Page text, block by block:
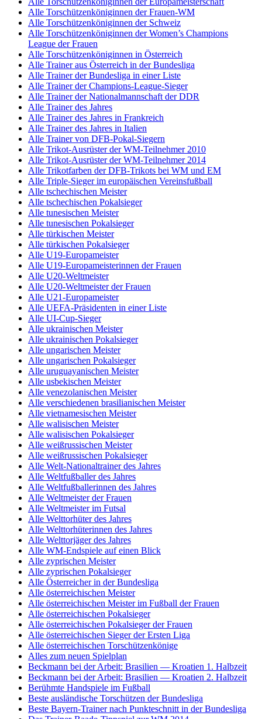
Alle Torschützenköniginnen der Frauen-WM
Alle Torschützenköniginnen der Schweiz
Alle Torschützenköniginnen der Women’s Champions
League der Frauen
Alle Torschützenköniginnen in Österreich
Alle Trainer aus Österreich in der Bundesliga
Alle Trainer der Bundesliga in einer Liste
Alle Trainer der Champions-League-Sieger
Alle Trainer der Nationalmannschaft der DDR
Alle Trainer des Jahres
Alle Trainer des Jahres in Frankreich
Alle Trainer des Jahres in Italien
Alle Trainer von DFB-Pokal-Siegern
Alle Trikot-Ausrüster der WM-Teilnehmer 2010
Alle Trikot-Ausrüster der WM-Teilnehmer 2014
Alle Trikotfarben der DFB-Trikots bei WM und EM
Alle Triple-Sieger im europäischen Vereinsfußball
Alle tschechischen Meister
Alle tschechischen Pokalsieger
Alle tunesischen Meister
Alle tunesischen Pokalsieger
Alle türkischen Meister
Alle türkischen Pokalsieger
Alle U19-Europameister
Alle U19-Europameisterinnen der Frauen
Alle U20-Weltmeister
Alle U20-Weltmeister der Frauen
Alle U21-Europameister
Alle UEFA-Präsidenten in einer Liste
Alle UI-Cup-Sieger
Alle ukrainischen Meister
Alle ukrainischen Pokalsieger
Alle ungarischen Meister
Alle ungarischen Pokalsieger
Alle uruguayanischen Meister
Alle usbekischen Meister
Alle venezolanischen Meister
Alle verschiedenen brasilianischen Meister
Alle vietnamesischen Meister
Alle walisischen Meister
Alle walisischen Pokalsieger
Alle weißrussischen Meister
Alle weißrussischen Pokalsieger
Alle Welt-Nationaltrainer des Jahres
Alle Weltfußballer des Jahres
Alle Weltfußballerinnen des Jahres
Alle Weltmeister der Frauen
Alle Weltmeister im Futsal
Alle Welttorhüter des Jahres
Alle Welttorhüterinnen des Jahres
Alle Welttorjäger des Jahres
Alle WM-Endspiele auf einen Blick
Alle zyprischen Meister
Alle zyprischen Pokalsieger
Alle Österreicher in der Bundesliga
Alle österreichischen Meister
Alle österreichischen Meister im Fußball der Frauen
Alle österreichischen Pokalsieger
Alle österreichischen Pokalsieger der Frauen
Alle österreichischen Sieger der Ersten Liga
Alle österreichischen Torschützenkönige
Alles zum neuen Spielplan
Beckmann bei der Arbeit: Brasilien — Kroatien 1. Halbzeit
Beckmann bei der Arbeit: Brasilien — Kroatien 2. Halbzeit
Berühmte Handspiele im Fußball
Beste ausländische Torschützen der Bundesliga
Beste Bayern-Trainer nach Punkteschnitt in der Bundesliga